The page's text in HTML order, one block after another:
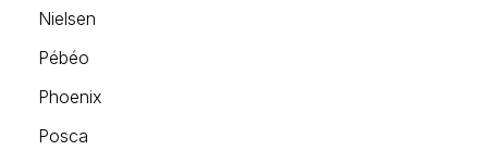
Nielsen
Pébéo
Phoenix
Posca